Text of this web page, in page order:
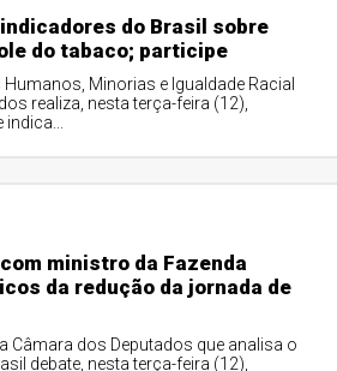
do Brasil sobre
do tabaco; participe
Minorias e Igualdade Racial
realiza, nesta terça-feira (12),
ministro da Fazenda
da redução da jornada de
Câmara dos Deputados que analisa o
debate, nesta terça-feira (12),